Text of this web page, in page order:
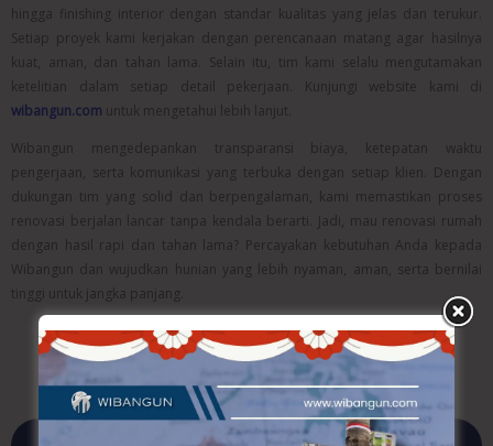
hingga finishing interior dengan standar kualitas yang jelas dan terukur.
Setiap proyek kami kerjakan dengan perencanaan matang agar hasilnya
kuat, aman, dan tahan lama. Selain itu, tim kami selalu mengutamakan
ketelitian dalam setiap detail pekerjaan. Kunjungi website kami di
wibangun.com untuk mengetahui lebih lanjut.
Wibangun mengedepankan transparansi biaya, ketepatan waktu
pengerjaan, serta komunikasi yang terbuka dengan setiap klien. Dengan
dukungan tim yang solid dan berpengalaman, kami memastikan proses
renovasi berjalan lancar tanpa kendala berarti. Jadi, mau renovasi rumah
dengan hasil rapi dan tahan lama? Percayakan kebutuhan Anda kepada
Wibangun dan wujudkan hunian yang lebih nyaman, aman, serta bernilai
tinggi untuk jangka panjang.